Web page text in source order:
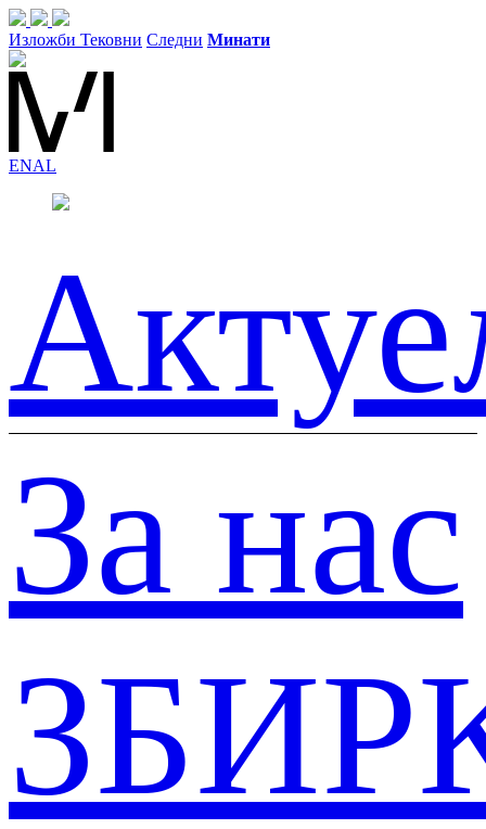
Изложби Тековни Следни Минати
ENAL
За нас